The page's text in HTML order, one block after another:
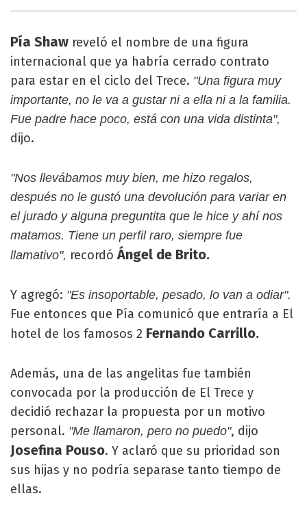
Pía Shaw reveló el nombre de una figura
internacional que ya habría cerrado contrato
para estar en el ciclo del Trece. "Una figura muy
importante, no le va a gustar ni a ella ni a la familia.
Fue padre hace poco, está con una vida distinta",
dijo.
"Nos llevábamos muy bien, me hizo regalos,
después no le gustó una devolución para variar en
el jurado y alguna preguntita que le hice y ahí nos
matamos. Tiene un perfil raro, siempre fue
llamativo", recordó Ángel de Brito.
Y agregó: "Es insoportable, pesado, lo van a odiar".
Fue entonces que Pía comunicó que entraría a El
hotel de los famosos 2 Fernando Carrillo.
Además, una de las angelitas fue también
convocada por la producción de El Trece y
decidió rechazar la propuesta por un motivo
personal. "Me llamaron, pero no puedo", dijo
Josefina Pouso. Y aclaró que su prioridad son
sus hijas y no podría separase tanto tiempo de
ellas.